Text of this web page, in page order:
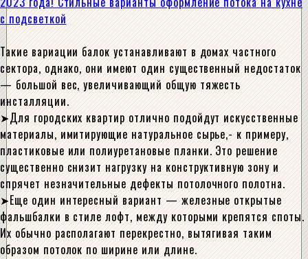
с подсветкой
Такие вариации балок устанавливают в домах частного
сектора, однако, они имеют один существенный недостаток
— большой вес, увеличивающий общую тяжесть
инсталляции.
Для городских квартир отлично подойдут искусственные
материалы, имитирующие натуральное сырье,- к примеру,
пластиковые или полиуретановые планки. Это решение
существенно снизит нагрузку на конструктивную зону и
спрячет незначительные дефекты потолочного полотна.
Еще один интересный вариант — железные открытые
фальшбалки в стиле лофт, между которыми крепятся споты.
Их обычно располагают перекрестно, вытягивая таким
образом потолок по ширине или длине.